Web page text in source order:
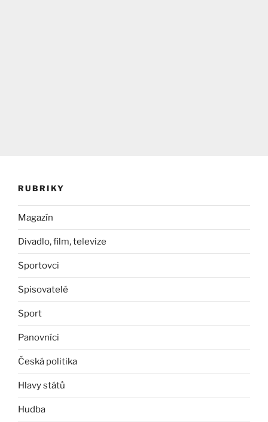
RUBRIKY
Magazín
Divadlo, film, televize
Sportovci
Spisovatelé
Sport
Panovníci
Česká politika
Hlavy států
Hudba